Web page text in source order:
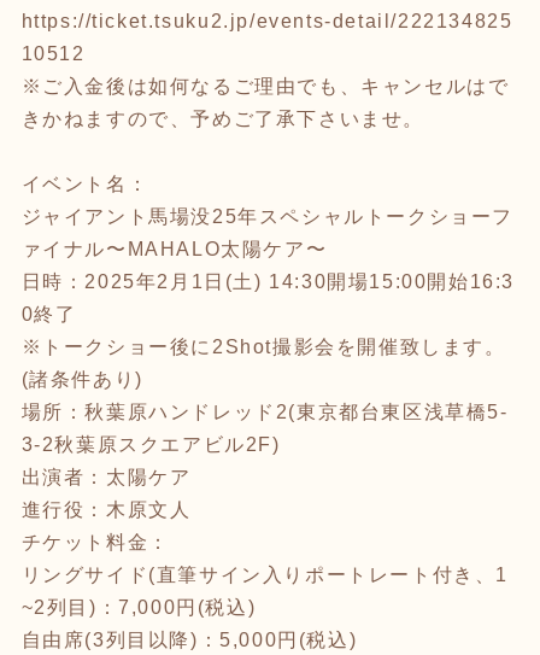
https://ticket.tsuku2.jp/events-detail/222134825
10512
※ご入金後は如何なるご理由でも、キャンセルはで
きかねますので、予めご了承下さいませ。
イベント名：
ジャイアント馬場没25年スペシャルトークショーフ
ァイナル〜MAHALO太陽ケア〜
日時：2025年2月1日(土) 14:30開場15:00開始16:3
0終了
※トークショー後に2Shot撮影会を開催致します。
(諸条件あり)
場所：秋葉原ハンドレッド2(東京都台東区浅草橋5-
3-2秋葉原スクエアビル2F)
出演者：太陽ケア
進行役：木原文人
チケット料金：
リングサイド(直筆サイン入りポートレート付き、1
~2列目)：7,000円(税込)
自由席(3列目以降)：5,000円(税込)